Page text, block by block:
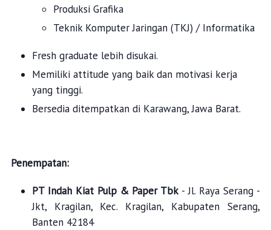
Produksi Grafika
Teknik Komputer Jaringan (TKJ) / Informatika
Fresh graduate lebih disukai.
Memiliki attitude yang baik dan motivasi kerja
yang tinggi.
Bersedia ditempatkan di Karawang, Jawa Barat.
Penempatan:
PT Indah Kiat Pulp & Paper Tbk- Jl. Raya Serang -
Jkt, Kragilan, Kec. Kragilan, Kabupaten Serang,
Banten 42184